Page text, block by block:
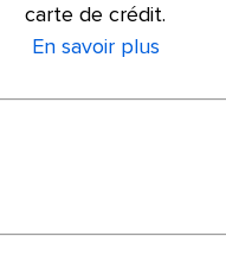
carte de crédit.
En savoir plus